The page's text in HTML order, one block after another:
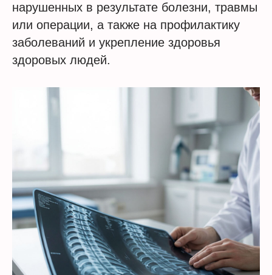
нарушенных в результате болезни, травмы
или операции, а также на профилактику
заболеваний и укрепление здоровья
здоровых людей.